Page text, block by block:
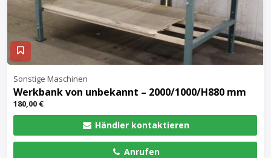
Sonstige Maschinen
Werkbankvon unbekannt – 2000/1000/H880 mm
180,00 €
Händler kontaktieren
Anrufen